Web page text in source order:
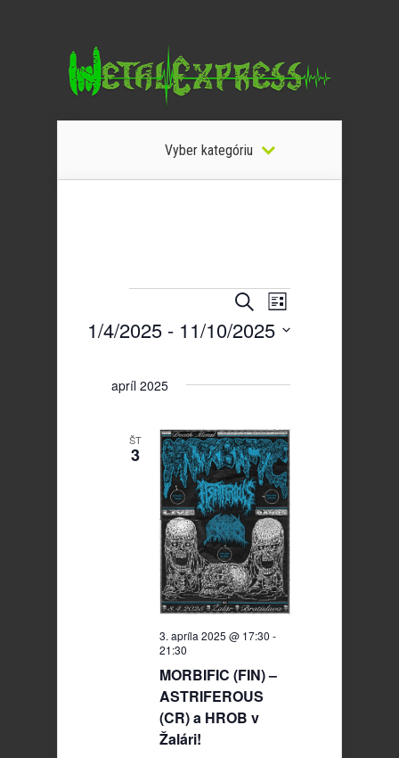
Vyber kategóriu
Udalosti
Udalosti
Search
and
Navigation
VyhľadaťUdalosť
Navigácie
Zobrazení
Zoznam
1/4/2025 - 11/10/2025
apríl 2025
ŠT
3
MORBIFIC (FIN) –
ASTRIFEROUS
(CR) a HROB v
Žalári!
3. apríla 2025 @ 17:30 -
21:30